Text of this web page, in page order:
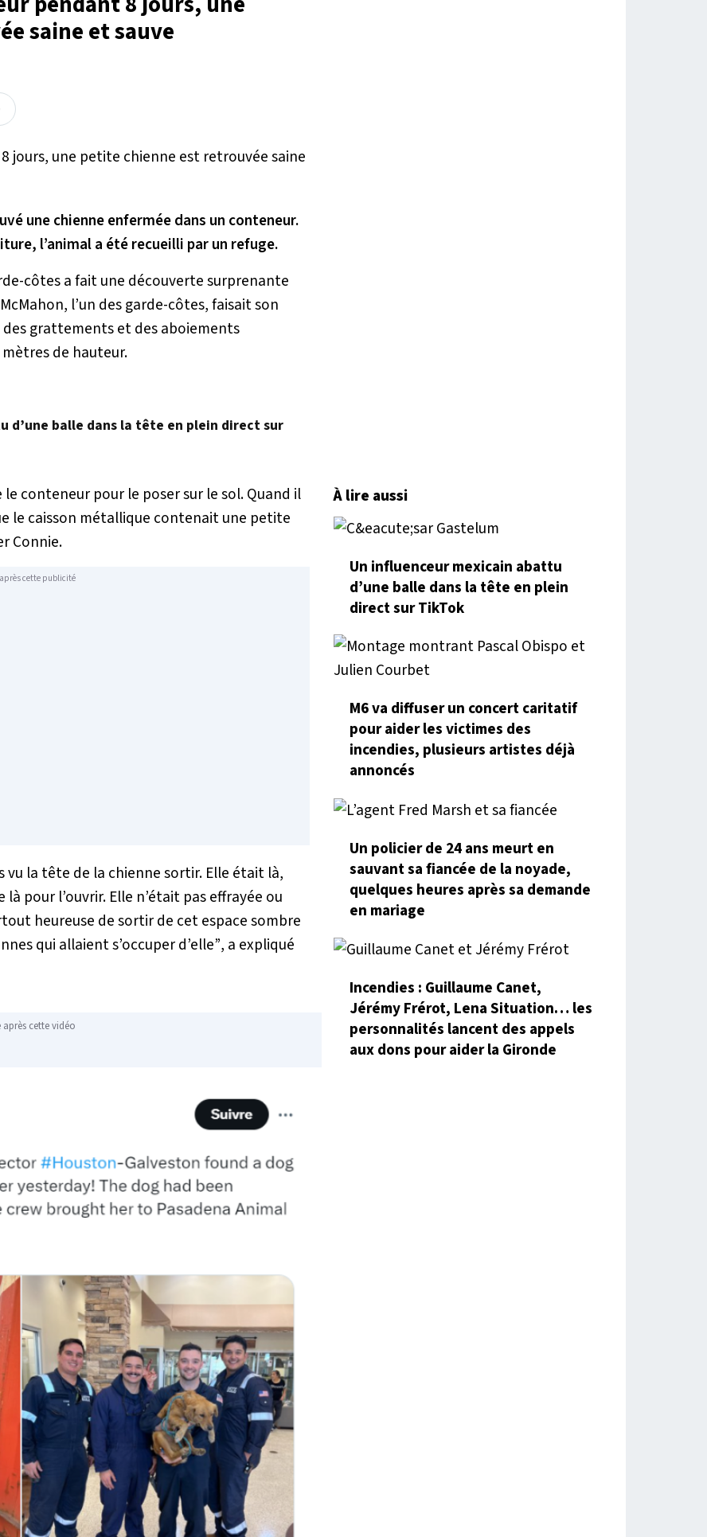
saine et sauve
une chienne enfermée dans un conteneur.
l’animal a été recueilli par un refuge.
côtes a fait une découverte surprenante
l’un des garde-côtes, faisait son
grattements et des aboiements
de hauteur.
d’une balle dans la tête en plein direct sur
le conteneur pour le poser sur le sol. Quand il
le caisson métallique contenait une petite
Connie.
cette publicité
vu la tête de la chienne sortir. Elle était là,
pour l’ouvrir. Elle n’était pas effrayée ou
heureuse de sortir de cet espace sombre
qui allaient s’occuper d’elle”, a expliqué
après cette vidéo
À lire aussi
Un influenceur mexicain abattu
d’une balle dans la tête en plein
direct sur TikTok
M6 va diffuser un concert caritatif
pour aider les victimes des
incendies, plusieurs artistes déjà
annoncés
Un policier de 24 ans meurt en
sauvant sa fiancée de la noyade,
quelques heures après sa demande
en mariage
Incendies : Guillaume Canet,
Jérémy Frérot, Lena Situation… les
personnalités lancent des appels
aux dons pour aider la Gironde